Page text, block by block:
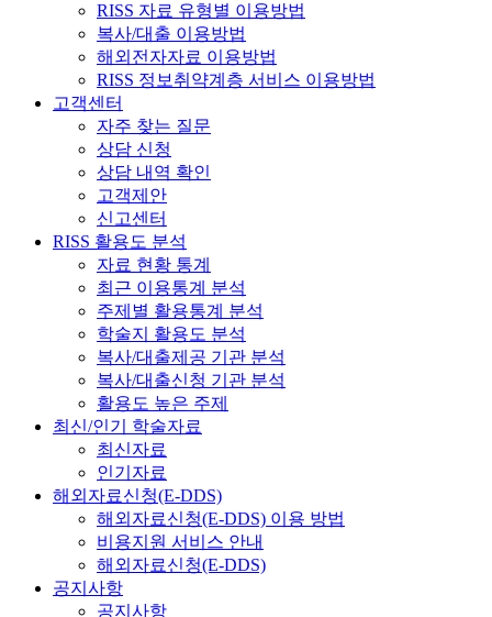
RISS 자료 유형별 이용방법
복사/대출 이용방법
해외전자자료 이용방법
RISS 정보취약계층 서비스 이용방법
고객센터
자주 찾는 질문
상담 신청
상담 내역 확인
고객제안
신고센터
RISS 활용도 분석
자료 현황 통계
최근 이용통계 분석
주제별 활용통계 분석
학술지 활용도 분석
복사/대출제공 기관 분석
복사/대출신청 기관 분석
활용도 높은 주제
최신/인기 학술자료
최신자료
인기자료
해외자료신청(E-DDS)
해외자료신청(E-DDS) 이용 방법
비용지원 서비스 안내
해외자료신청(E-DDS)
공지사항
공지사항